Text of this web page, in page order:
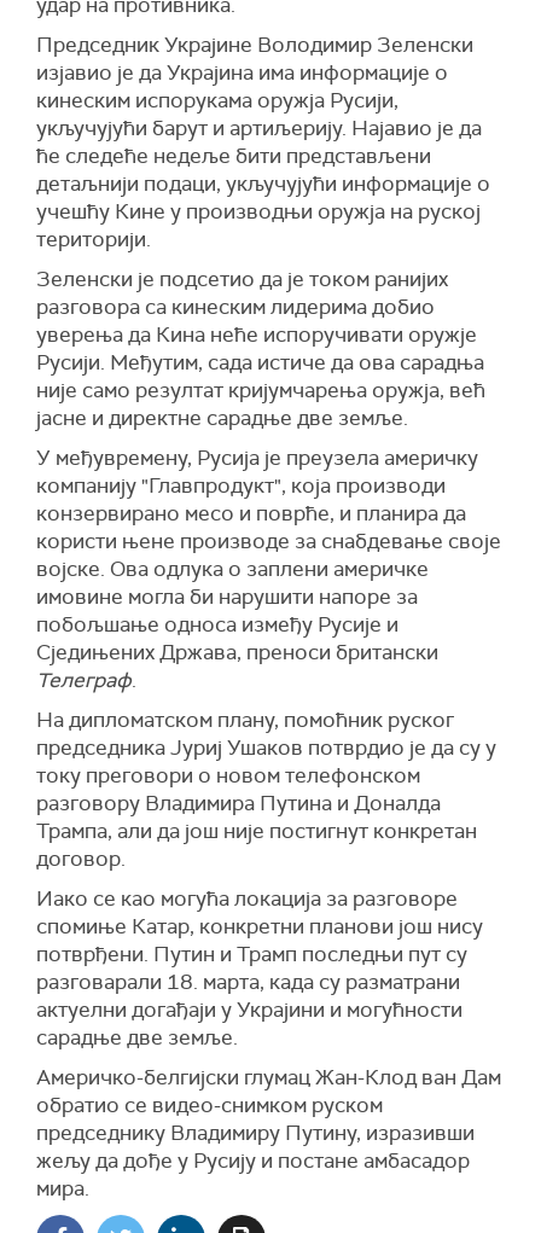
ватре и формулације евентуалног документа.
Кијев и Москва се међусобно оптужују за
кршење споразума о 30-дневном
ограниченом прекиду ватре у којем су
посредовале САД и који је требало да буде
први корак ка постизању потпуног прекида
ватре и евентуалном мирном решењу, које би
окончало више од три године рата.
Председник Украјине Володимир Зеленски
изјавио је да Украјина има информације о
кинеским испорукама оружја Русији,
укључујући барут и артиљерију. Најавио је да
ће следеће недеље бити представљени
детаљнији подаци, укључујући информације о
учешћу Кине у производњи оружја на руској
територији.
Зеленски је подсетио да је током ранијих
разговора са кинеским лидерима добио
уверења да Кина неће испоручивати оружје
Русији. Међутим, сада истиче да ова сарадња
није само резултат кријумчарења оружја, већ
јасне и директне сарадње две земље.
У међувремену, Русија је преузела америчку
компанију "Главпродукт", која производи
конзервирано месо и поврће, и планира да
користи њене производе за снабдевање своје
војске. Ова одлука о заплени америчке
имовине могла би нарушити напоре за
побољшање односа између Русије и
Сједињених Држава, преноси британски
Телеграф.
На дипломатском плану, помоћник руског
председника Јуриј Ушаков потврдио је да су у
току преговори о новом телефонском
разговору Владимира Путина и Доналда
Трампа, али да још није постигнут конкретан
договор.
Иако се као могућа локација за разговоре
спомиње Катар, конкретни планови још нису
потврђени. Путин и Трамп последњи пут су
разговарали 18. марта, када су разматрани
актуелни догађаји у Украјини и могућности
сарадње две земље.
Америчко-белгијски глумац Жан-Клод ван Дам
обратио се видео-снимком руском
председнику Владимиру Путину, изразивши
жељу да дође у Русију и постане амбасадор
мира.